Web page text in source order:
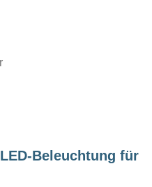
Beleuchtung für